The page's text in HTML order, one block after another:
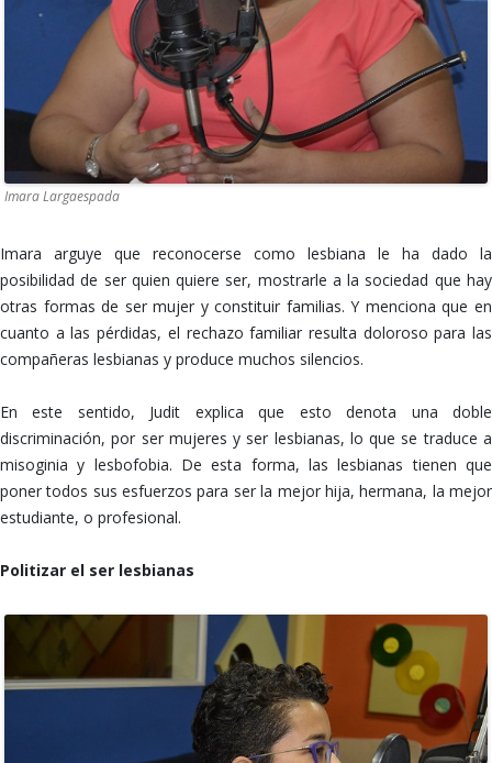
Imara Largaespada
Imara arguye que reconocerse como lesbiana le ha dado la
posibilidad de ser quien quiere ser, mostrarle a la sociedad que hay
otras formas de ser mujer y constituir familias. Y menciona que en
cuanto a las pérdidas, el rechazo familiar resulta doloroso para las
compañeras lesbianas y produce muchos silencios.
En este sentido, Judit explica que esto denota una doble
discriminación, por ser mujeres y ser lesbianas, lo que se traduce a
misoginia y lesbofobia. De esta forma, las lesbianas tienen que
poner todos sus esfuerzos para ser la mejor hija, hermana, la mejor
estudiante, o profesional.
Politizar el ser lesbianas